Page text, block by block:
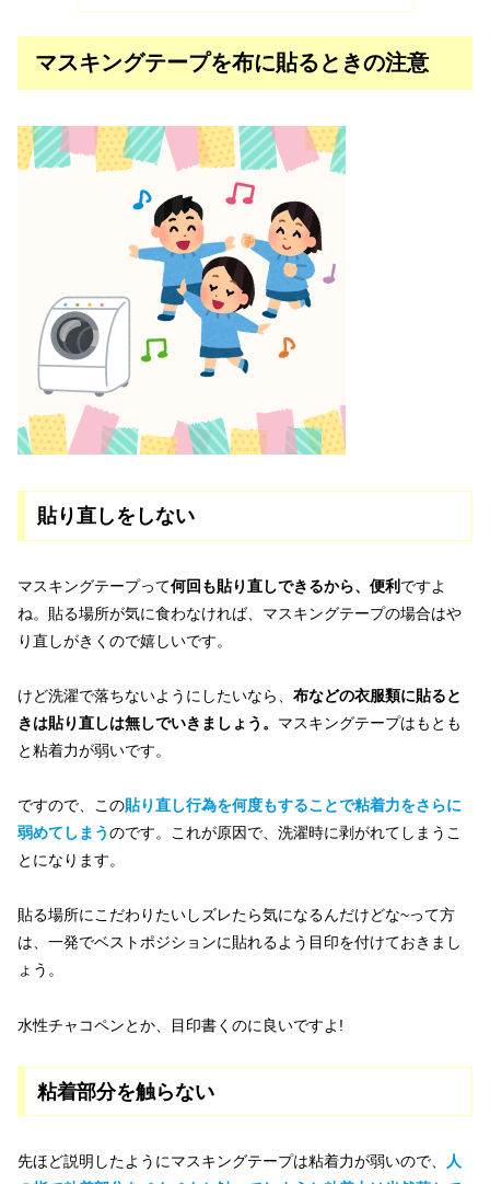
マスキングテープを布に貼るときの注意
貼り直しをしない
マスキングテープって何回も貼り直しできるから、便利 ですよ
ね。貼る場所が気に食わなければ、マスキングテープの場合はや
り直しがきくので嬉しいです。
けど洗濯で落ちないようにしたいなら、 布などの衣服類に貼ると
きは貼り直しは無しでいきましょう。 マスキングテープはもとも
と粘着力が弱いです。
ですので、この貼り直し行為を何度もすることで粘着力をさらに
弱めてしまうのです。これが原因で、洗濯時に剥がれてしまうこ
とになります。
貼る場所にこだわりたいしズレたら気になるんだけどな~って方
は、一発でベストポジションに貼れるよう目印を付けておきまし
ょう。
水性チャコペンとか、目印書くのに良いですよ!
粘着部分を触らない
先ほど説明したようにマスキングテープは粘着力が弱いので、
人